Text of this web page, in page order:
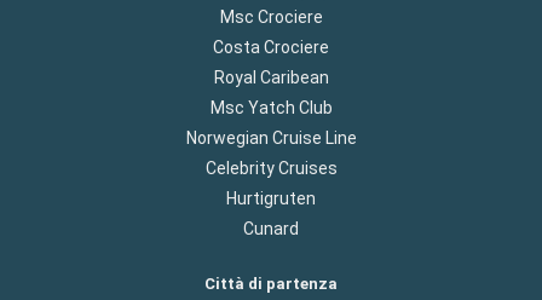
Msc Crociere
Costa Crociere
Royal Caribean
Msc Yatch Club
Norwegian Cruise Line
Celebrity Cruises
Hurtigruten
Cunard
Città di partenza